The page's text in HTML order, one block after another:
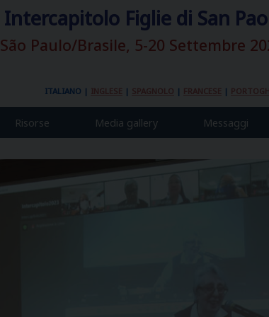
Intercapitolo Figlie di San
São Paulo/Brasile, 5-20 Settembre
ITALIANO | INGLESE | SPAGNOLO | FRANCESE |
Risorse Media gallery Messaggi